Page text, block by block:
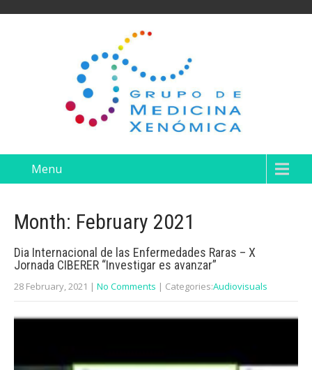
Menu
Month: February 2021
Dia Internacional de las Enfermedades Raras – X
Jornada CIBERER “Investigar es avanzar”
28 February, 2021 | No Comments | Categories:Audiovisuals